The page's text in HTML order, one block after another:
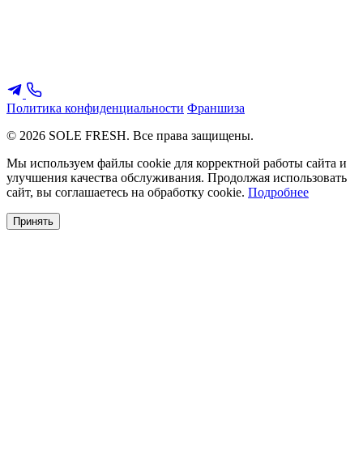
Политика конфиденциальности Франшиза
© 2026 SOLE FRESH. Все права защищены.
Мы используем файлы cookie для корректной работы сайта и
улучшения качества обслуживания. Продолжая использовать
сайт, вы соглашаетесь на обработку cookie. Подробнее
Принять